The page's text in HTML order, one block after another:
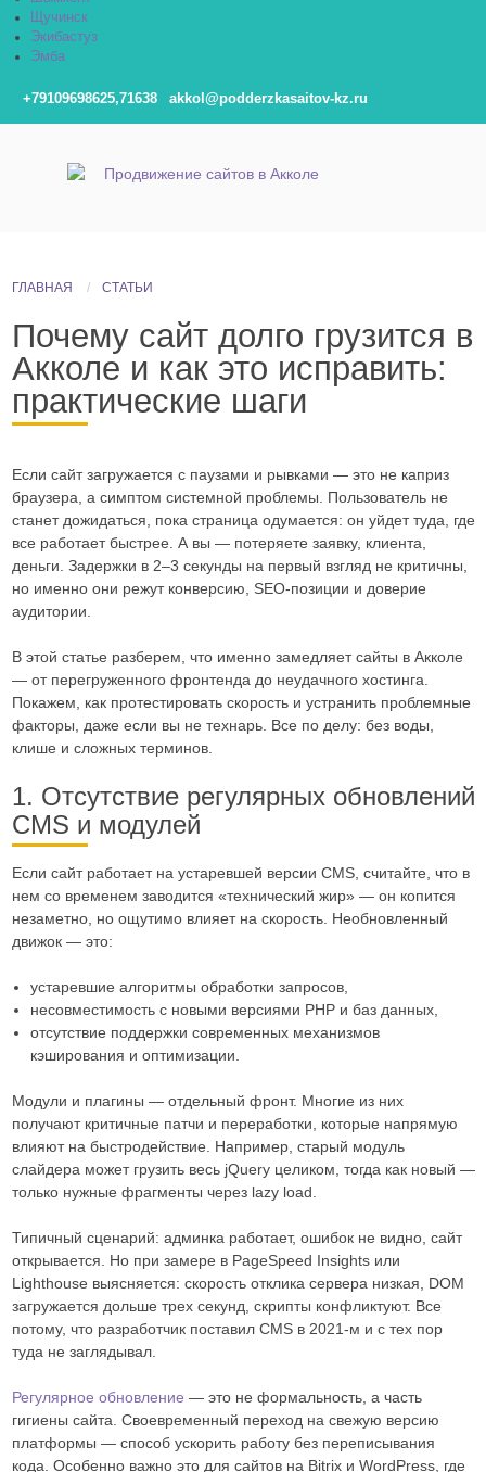
Щучинск
Экибастуз
Эмба
+79109698625,71638 akkol@podderzkasaitov-kz.ru
ГЛАВНАЯ СТАТЬИ
Почему сайт долго грузится в
Акколе и как это исправить:
практические шаги
Если сайт загружается с паузами и рывками — это не каприз
браузера, а симптом системной проблемы. Пользователь не
станет дожидаться, пока страница одумается: он уйдет туда, где
все работает быстрее. А вы — потеряете заявку, клиента,
деньги. Задержки в 2–3 секунды на первый взгляд не критичны,
но именно они режут конверсию, SEO-позиции и доверие
аудитории.
В этой статье разберем, что именно замедляет сайты в Акколе
— от перегруженного фронтенда до неудачного хостинга.
Покажем, как протестировать скорость и устранить проблемные
факторы, даже если вы не технарь. Все по делу: без воды,
клише и сложных терминов.
1. Отсутствие регулярных обновлений
CMS и модулей
Если сайт работает на устаревшей версии CMS, считайте, что в
нем со временем заводится «технический жир» — он копится
незаметно, но ощутимо влияет на скорость. Необновленный
движок — это:
устаревшие алгоритмы обработки запросов,
несовместимость с новыми версиями PHP и баз данных,
отсутствие поддержки современных механизмов
кэширования и оптимизации.
Модули и плагины — отдельный фронт. Многие из них
получают критичные патчи и переработки, которые напрямую
влияют на быстродействие. Например, старый модуль
слайдера может грузить весь jQuery целиком, тогда как новый —
только нужные фрагменты через lazy load.
Типичный сценарий: админка работает, ошибок не видно, сайт
открывается. Но при замере в PageSpeed Insights или
Lighthouse выясняется: скорость отклика сервера низкая, DOM
загружается дольше трех секунд, скрипты конфликтуют. Все
потому, что разработчик поставил CMS в 2021-м и с тех пор
туда не заглядывал.
Регулярное обновление — это не формальность, а часть
гигиены сайта. Своевременный переход на свежую версию
платформы — способ ускорить работу без переписывания
кода. Особенно важно это для сайтов на Bitrix и WordPress, где